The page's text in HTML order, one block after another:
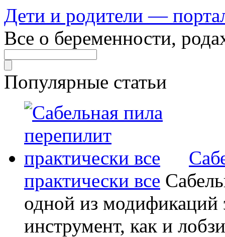
Дети и родители —
Все о беременности,
Популярные статьи
практически все
одной из модификаций
инструмент, как и